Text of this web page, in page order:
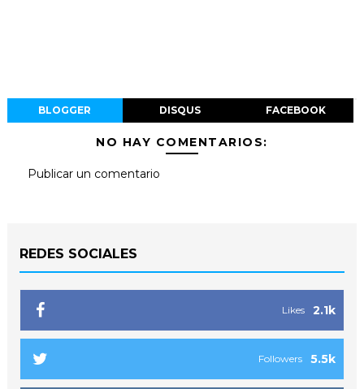
BLOGGER DISQUS FACEBOOK
NO HAY COMENTARIOS:
Publicar un comentario
REDES SOCIALES
2.1k
Likes
5.5k
Followers